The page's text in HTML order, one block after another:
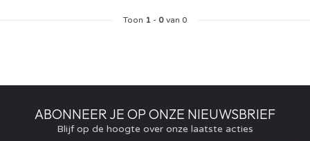
Toon 1 - 0van 0
ABONNEER JE OP ONZE NIEUWSBRIEF
Blijf op de hoogte over onze laatste acties